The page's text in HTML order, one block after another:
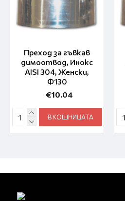
Преход за гъвкав
димоотвод, Инокс
AISI 304, Женски,
Ф130
€10.04
В КОШНИЦАТА